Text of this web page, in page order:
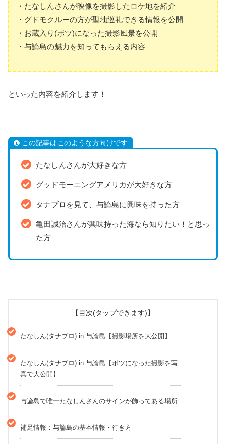
・たなしんさんが映像を撮影したロケ地を紹介
・グドモクルーの方が聖地巡礼できる情報を公開
・お蔵入り(ボツ)になった撮影風景を公開
・与論島の魅力を知ってもらえる内容
といった内容を紹介します！
この記事はこのような方向けです
たなしんさんが大好きな方
グッドモーニングアメリカが大好きな方
タナブロを見て、与論島に興味を持った方
亀田誠治さんが興味持った海なら知りたい！と思っ
た方
【目次(タップできます)】
たなしん(タナブロ) in 与論島【撮影場所を大公開】
たなしん(タナブロ) in 与論島【ボツになった撮影を写
真で大公開】
与論島で唯一たなしんさんのサインが飾ってある場所
補足情報：与論島の基本情報・行き方